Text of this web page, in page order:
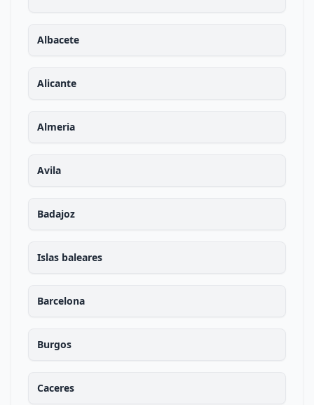
Albacete
Alicante
Almeria
Avila
Badajoz
Islas baleares
Barcelona
Burgos
Caceres